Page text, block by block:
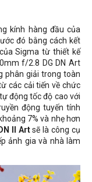
kính hàng đầu của
đó bằng cách kết
Sigma từ thiết kế
f/2.8 DG DN Art
phân giải trong toàn
các cải tiến về chức
động tốc độ cao với
động tuyến tính
7% và nhẹ hơn
II Artsẽ là công cụ
ảnh gia và nhà làm